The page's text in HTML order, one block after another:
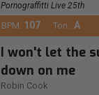
Pornograffitti Live 25th
BPM: 107 Ton.: A
I won't let the
down on me
Robin Cook